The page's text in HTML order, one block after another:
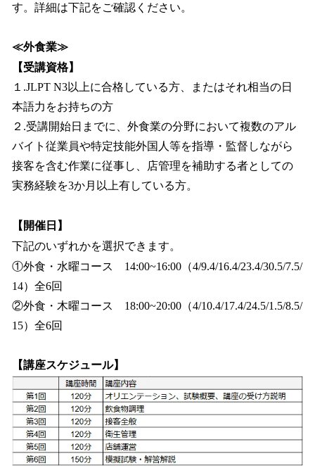
す。詳細は下記をご確認ください。
≪外食業≫
【受講資格】
１.JLPT N3以上に合格している方、またはそれ相当の日
本語力をお持ちの方
２.受講開始日までに、外食業の分野において複数のアル
バイト従業員や特定技能外国人等を指導・監督しながら
接客を含む作業に従事し、店管理を補助する者としての
実務経験を3か月以上有している方。
【開催日】
下記のいずれかを選択できます。
①外食・水曜コース 14:00~16:00（4/9.4/16.4/23.4/30.5/7.5/
14）全6回
②外食・木曜コース 18:00~20:00（4/10.4/17.4/24.5/1.5/8.5/
15）全6回
【講座スケジュール】